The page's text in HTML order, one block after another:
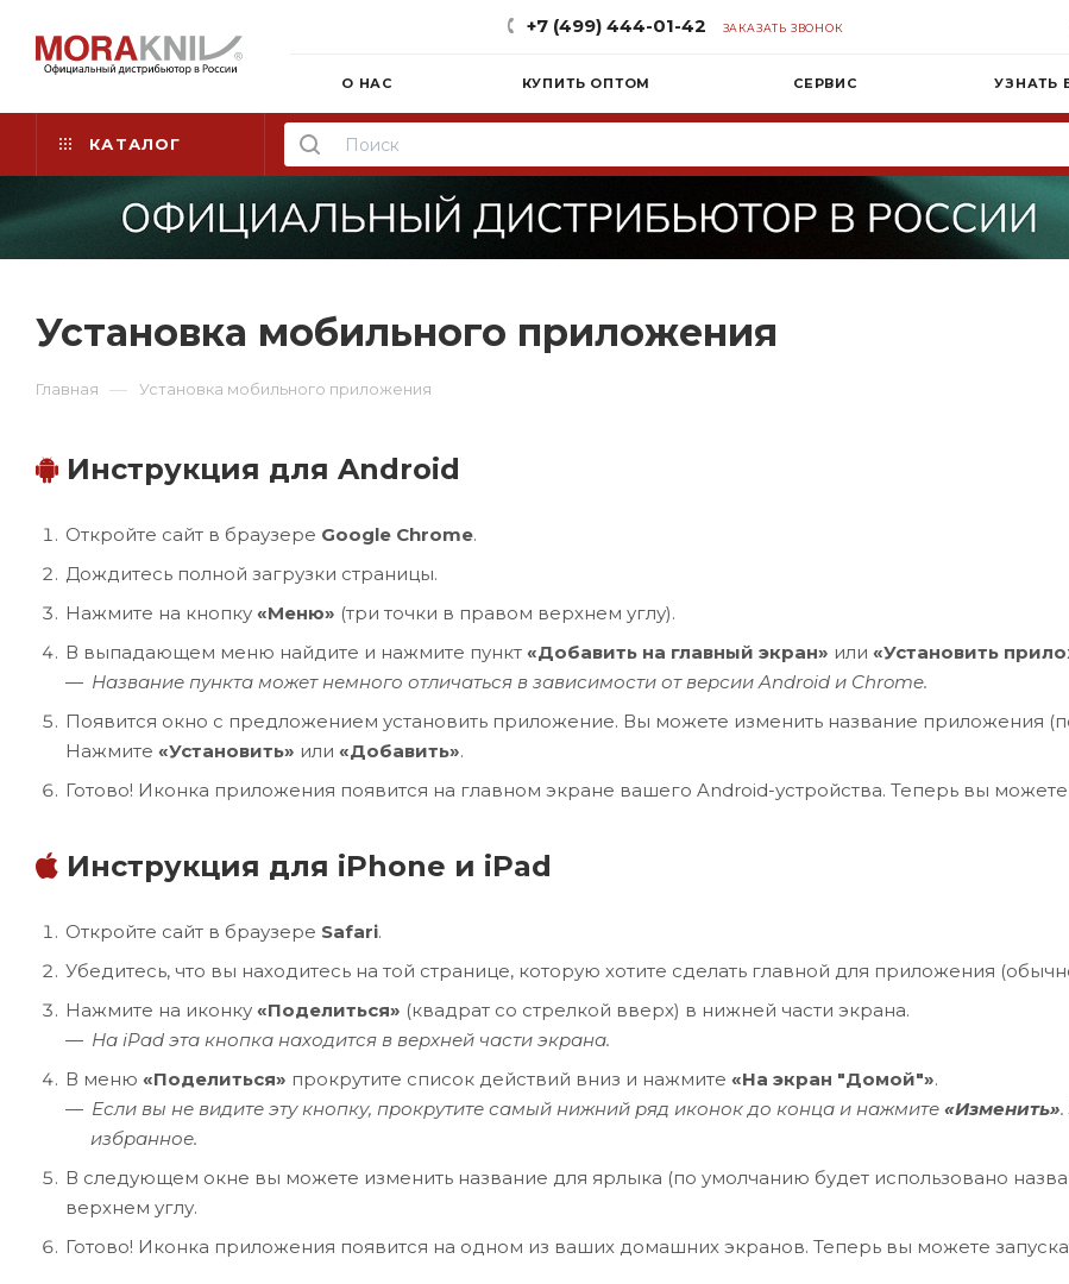
+7 (499) 444-01-42 ЗАКАЗАТЬ ЗВОНОК
О НАС КУПИТЬ ОПТОМ СЕРВИС УЗНАТЬ
КАТАЛОГ
Установка мобильного приложения
Главная — Установка мобильного приложения
Инструкция для Android
Откройте сайт в браузере Google Chrome.
Дождитесь полной загрузки страницы.
Нажмите на кнопку «Меню» (три точки в правом верхнем углу).
В выпадающем меню найдите и нажмите пункт «Добавить на главный экран» или «Установить
Название пункта может немного отличаться в зависимости от версии Android и Chrome.
Появится окно с предложением установить приложение. Вы можете изменить название приложения
Нажмите «Установить» или «Добавить».
Готово! Иконка приложения появится на главном экране вашего Android-устройства. Теперь вы
Инструкция для iPhone и iPad
Откройте сайт в браузере Safari.
Убедитесь, что вы находитесь на той странице, которую хотите сделать главной для приложения
Нажмите на иконку «Поделиться» (квадрат со стрелкой вверх) в нижней части экрана.
На iPad эта кнопка находится в верхней части экрана.
В меню «Поделиться» прокрутите список действий вниз и нажмите «На экран "Домой"».
Если вы не видите эту кнопку, прокрутите самый нижний ряд иконок до конца и нажмите «Изменить»
избранное.
В следующем окне вы можете изменить название для ярлыка (по умолчанию будет использовано
верхнем углу.
Готово! Иконка приложения появится на одном из ваших домашних экранов. Теперь вы можете